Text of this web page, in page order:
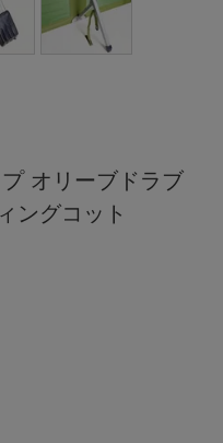
オリーブドラブ
ングコット